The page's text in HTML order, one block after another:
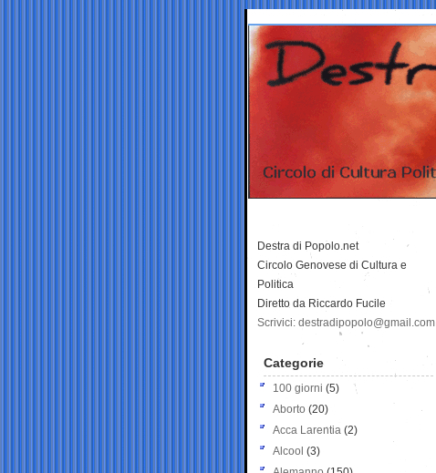
Destra di Popolo.net
Circolo Genovese di Cultura e
Politica
Diretto da Riccardo Fucile
Scrivici: destradipopolo@gmail.com
Categorie
100 giorni (5)
Aborto (20)
Acca Larentia (2)
Alcool (3)